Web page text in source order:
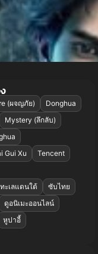
(ผจญภัย)
Donghua
Mystery (ลึกลับ)
Gui Xu
Tencent
ะเลแดนใต้
ซับไทย
ดูอนิเมะออนไลน์
หูปาอี้